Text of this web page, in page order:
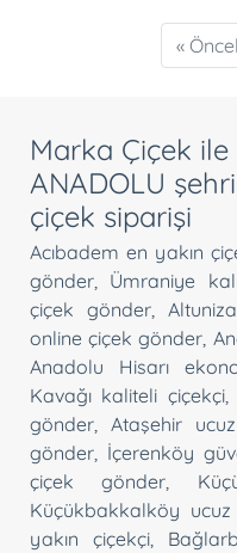
«
Marka Çiçek ile
ANADOLU
çiçek siparişi
Acıbadem en yakın
gönder
Ümraniye
çiçek gönder
online çiçek gönder
Anadolu Hisarı
Kavağı kaliteli çiçekçi
gönder
Ataşehir
gönder İçerenköy
çiçek gönder
Küçükbakkalköy
yakın çiçekçi